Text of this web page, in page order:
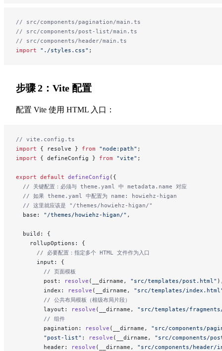
// src/components/pagination/main.ts
// src/components/post-list/main.ts
// src/components/header/main.ts
import "./styles.css" ;
步骤 2：Vite 配置
配置 Vite 使用 HTML 入口：
// vite.config.ts
import { resolve } from "node:path" ;
import { defineConfig } from "vite" ;
export default defineConfig ({
  // 关键配置：必须与 theme.yaml 中 metadata.name 对应
  // 如果 theme.yaml 中配置为 name: howiehz-higan
  // 这里就应该是 "/themes/howiehz-higan/"
  base:
"/themes/howiehz-higan/" ,
  build: {
    rollupOptions: {
      // 必要配置：指定多个 HTML 文件作为入口
      input: {
        // 页面模板
        post:
resolve (__dirname, "src/templates/post.html"
        index:
resolve (__dirname, "src/templates/
        // 公共布局模板（根级布局片段）
        layout:
resolve (__dirname, "src/templates/
        // 组件
        pagination:
resolve (__dirname, "src/components/
        "post-list"
: resolve (__dirname, "src/components/
        header:
resolve (__dirname, "src/components/header/